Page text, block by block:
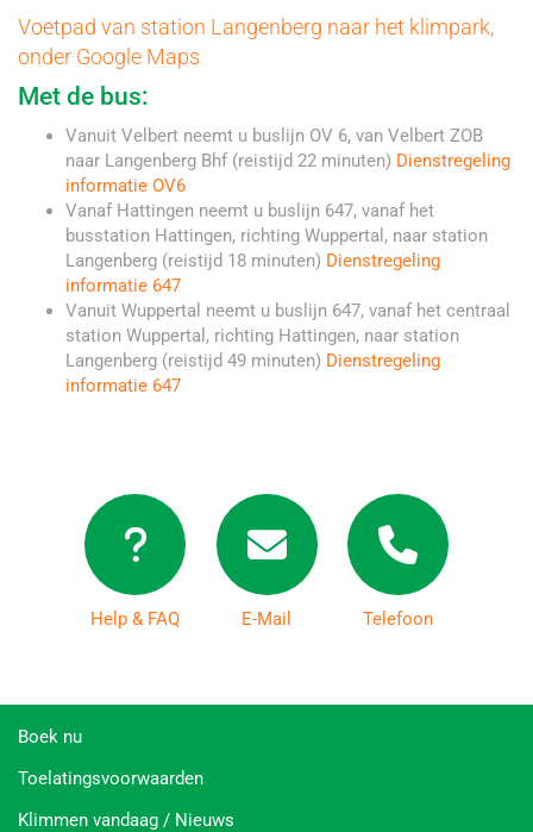
Voetpad van station Langenberg naar het klimpark,
onder Google Maps
Met de bus:
Vanuit Velbert neemt u buslijn OV 6, van Velbert ZOB
naar Langenberg Bhf (reistijd 22 minuten) Dienstregeling
informatie OV6
Vanaf Hattingen neemt u buslijn 647, vanaf het
busstation Hattingen, richting Wuppertal, naar station
Langenberg (reistijd 18 minuten) Dienstregeling
informatie 647
Vanuit Wuppertal neemt u buslijn 647, vanaf het centraal
station Wuppertal, richting Hattingen, naar station
Langenberg (reistijd 49 minuten) Dienstregeling
informatie 647
Help & FAQ E-Mail Telefoon
Boek nu
Toelatingsvoorwaarden
Klimmen vandaag / Nieuws